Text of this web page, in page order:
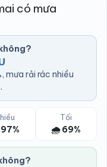
có mưa
mưa rải rác nhiều
Tối
🌧️ 69%